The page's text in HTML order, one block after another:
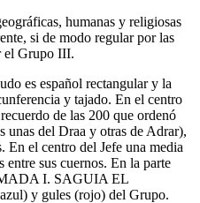
humanas y religiosas
si de modo regular por las
el Grupo III.
es español rectangular y la
y tajado. En el centro
de las 200 que ordenó
del Draa y otras de Adrar),
En el centro del Jefe una media
entre sus cuernos. En la parte
I. SAGUIA EL
y gules (rojo) del Grupo.